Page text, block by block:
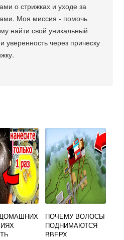
о стрижках и уходе за
Моя миссия - помочь
найти свой уникальный
уверенность через прическу
ПОЧЕМУ ВОЛОСЫ
ПОДНИМАЮТСЯ
ВВЕРХ